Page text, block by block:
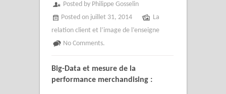
Posted by Philippe Gosselin
Posted on juillet 31, 2014
La
relation client et l’image de l’enseigne
No Comments.
Big-Data et mesure de la
performance merchandising :